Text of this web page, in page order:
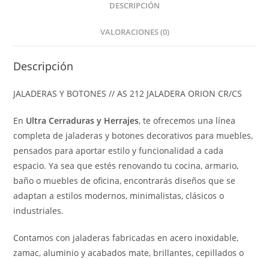
DESCRIPCIÓN
VALORACIONES (0)
Descripción
JALADERAS Y BOTONES // AS 212 JALADERA ORION CR/CS
En Ultra Cerraduras y Herrajes, te ofrecemos una línea
completa de jaladeras y botones decorativos para muebles,
pensados para aportar estilo y funcionalidad a cada
espacio. Ya sea que estés renovando tu cocina, armario,
baño o muebles de oficina, encontrarás diseños que se
adaptan a estilos modernos, minimalistas, clásicos o
industriales.
Contamos con jaladeras fabricadas en acero inoxidable,
zamac, aluminio y acabados mate, brillantes, cepillados o